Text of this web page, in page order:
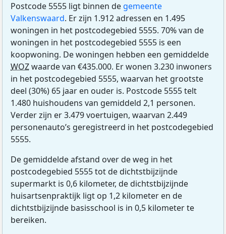
Postcode 5555 ligt binnen de gemeente
Valkenswaard. Er zijn 1.912 adressen en 1.495
woningen in het postcodegebied 5555. 70% van de
woningen in het postcodegebied 5555 is een
koopwoning. De woningen hebben een gemiddelde
WOZwaarde van €435.000. Er wonen 3.230 inwoners
in het postcodegebied 5555, waarvan het grootste
deel (30%) 65 jaar en ouder is. Postcode 5555 telt
1.480 huishoudens van gemiddeld 2,1 personen.
Verder zijn er 3.479 voertuigen, waarvan 2.449
personenauto’s geregistreerd in het postcodegebied
5555.
De gemiddelde afstand over de weg in het
postcodegebied 5555 tot de dichtstbijzijnde
supermarkt is 0,6 kilometer, de dichtstbijzijnde
huisartsenpraktijk ligt op 1,2 kilometer en de
dichtstbijzijnde basisschool is in 0,5 kilometer te
bereiken.